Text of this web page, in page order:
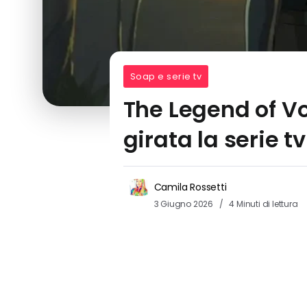
Soap e serie tv
The Legend of
girata la serie
Camila Rossetti
3 Giugno 2026 4 Minuti di lettura